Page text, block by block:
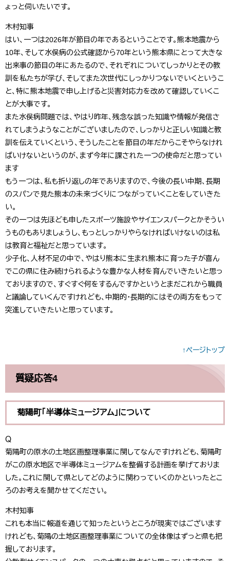
ょっと伺いたいです。
木村知事
はい、一つは2026年が節目の年であるということです。熊本地震から
10年、そして水俣病の公式確認から70年という熊本県にとって大きな
出来事の節目の年にあたるので、それぞれについてしっかりとその教
訓を私たちが学び、そしてまた次世代にしっかりつないでいくというこ
と、特に熊本地震で申し上げると災害対応力を改めて確認していくこ
とが大事です。
また水俣病問題では、やはり昨年、残念な誤った知識や情報が発信さ
れてしまうようなことがございましたので、しっかりと正しい知識と教
訓を伝えていくという、そうしたことを節目の年だからこそやらなけれ
ばいけないというのが、まず今年に課された一つの使命だと思ってい
ます
もう一つは、私も折り返しの年でありますので、今後の長い中期、長期
のスパンで見た熊本の未来づくりにつながっていくことをしていきた
い。
その一つは先ほども申したスポーツ施設やサイエンスパークとかそうい
うものもありましょうし、もっとしっかりやらなければいけないのは私
は教育と福祉だと思っています。
少子化、人材不足の中で、やはり熊本に生まれ熊本に育った子が喜ん
でこの県に住み続けられるような豊かな人材を育んでいきたいと思っ
ておりますので、すぐすぐ何をするんですかというとまだこれから職員
と議論していくんですけれども、中期的・長期的にはその両方をもって
突進していきたいと思っています。
↑ページトップ
質疑応答4
菊陽町「半導体ミュージアム」について
Ｑ
菊陽町の原水の土地区画整理事業に関してなんですけれども、菊陽町
がこの原水地区で半導体ミュージアムを整備する計画を挙げておりま
した。これに関して県としてどのように関わっていくのかといったとこ
ろのお考えを聞かせてください。
木村知事
これも本当に報道を通じて知ったというところが現実ではございます
けれども、菊陽の土地区画整理事業についての全体像はずっと県も把
握しております。